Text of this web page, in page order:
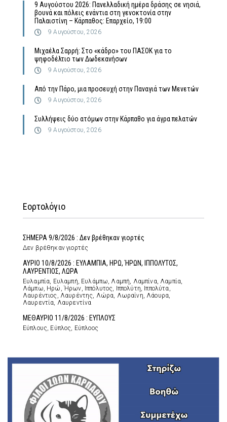
9 Αυγούστου 2026: Πανελλαδική ημέρα δράσης σε νησιά,
βουνά και πόλεις ενάντια στη γενοκτονία στην
Παλαιστίνη – Κάρπαθος: Επαρχείο, 19:00
9 Αυγούστου, 2026
Μιχαέλα Σαρρή: Στο «κάδρο» του ΠΑΣΟΚ για το
ψηφοδέλτιο των Δωδεκανήσων
9 Αυγούστου, 2026
Από την Πάρο, μια προσευχή στην Παναγιά των Μενετών
9 Αυγούστου, 2026
Συλλήψεις δύο ατόμων στην Κάρπαθο για άγρα πελατών
9 Αυγούστου, 2026
Εορτολόγιο
ΣΗΜΕΡΑ 9/8/2026 : Δεν βρέθηκαν γιορτές
Δεν βρέθηκαν γιορτές
ΑΥΡΙΟ 10/8/2026 : ΕΥΛΑΜΠΙΑ, ΗΡΩ, ΉΡΩΝ, ΙΠΠΟΛΥΤΟΣ,
ΛΑΥΡΕΝΤΙΟΣ, ΛΩΡΑ
Ευλαμπία, Ευλαμπή, Ευλάμπω, Λαμπή, Λαμπίνα, Λαμπία,
Λάμπω, Ηρώ, Ήρων, Ιππόλυτος, Ιππολύτη, Ιππολύτα,
Λαυρέντιος, Λαυρέντης, Λώρα, Λωραίνη, Λάουρα,
Λαυρεντία, Λαυρεντίνα
ΜΕΘΑΥΡΙΟ 11/8/2026 : ΕΥΠΛΟΥΣ
Εύπλους, Εύπλος, Εύπλοος